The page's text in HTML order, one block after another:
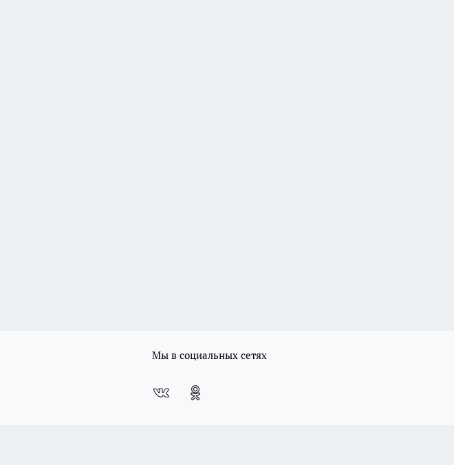
Мы в социальных сетях